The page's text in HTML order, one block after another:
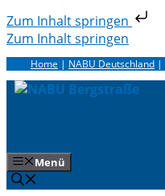
Zum Inhalt springen
Zum Inhalt springen
Home | NABU Deutschland |
Menü